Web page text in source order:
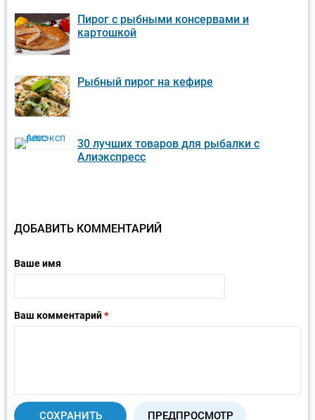
Пирог с рыбными консервами и
картошкой
Рыбный пирог на кефире
30 лучших товаров для рыбалки с
Алиэкспресс
ДОБАВИТЬ КОММЕНТАРИЙ
Ваше имя
Ваш комментарий*